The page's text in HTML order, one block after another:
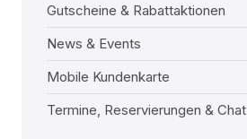
Gutscheine & Rabattaktionen
News & Events
Mobile Kundenkarte
Termine, Reservierungen & Chat